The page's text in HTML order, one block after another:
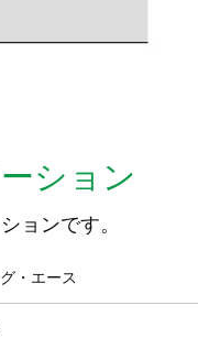
ション
ョンです。
・エース